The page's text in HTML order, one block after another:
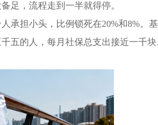
足，流程走到一半就得停。
担小头，比例锁死在20%和8%。
五的人，每月社保总支出接近一千